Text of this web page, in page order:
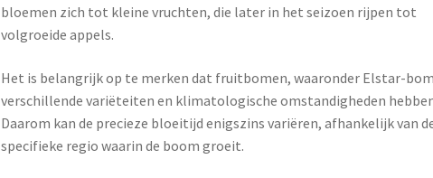
bloemen zich tot kleine vruchten, die later in het seizoen rijpen tot
volgroeide appels.
Het is belangrijk op te merken dat fruitbomen, waaronder Elstar-
verschillende variëteiten en klimatologische omstandigheden
Daarom kan de precieze bloeitijd enigszins variëren, afhankelijk van
specifieke regio waarin de boom groeit.